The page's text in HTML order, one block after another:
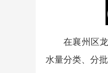
在襄州区
水量分类、分